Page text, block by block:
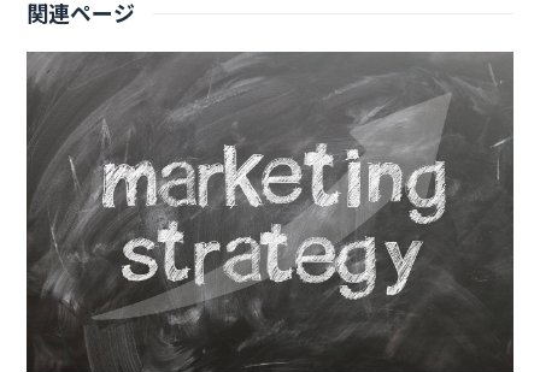
関連ページ